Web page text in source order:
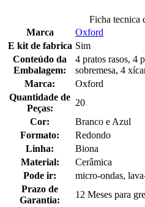
Ficha tecnica
Marca
Oxford
E kit de fabrica Sim
Conteúdo da
Embalagem:
4 pratos rasos, 4
sobremesa, 4
Marca:
Oxford
Quantidade de
Peças:
20
Cor:
Branco e Azul
Formato:
Redondo
Linha:
Biona
Material:
Cerâmica
Pode ir:
micro-ondas,
Prazo de
Garantia:
12 Meses para